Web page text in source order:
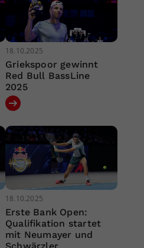
18.10.2025
Griekspoor gewinnt
Red Bull BassLine
2025
18.10.2025
Erste Bank Open:
Qualifikation startet
mit Neumayer und